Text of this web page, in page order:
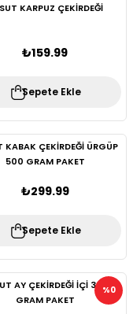
KARPUZ ÇEKİRDEĞİ
₺159.99
Sepete Ekle
KABAK ÇEKİRDEĞİ ÜRGÜP
500 GRAM PAKET
₺299.99
Sepete Ekle
%0
AY ÇEKİRDEĞİ İÇİ 300
GRAM PAKET